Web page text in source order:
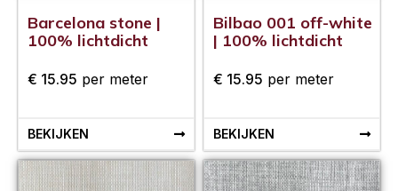
Barcelona stone |
100% lichtdicht
€ 15.95 per meter
BEKIJKEN
Bilbao 001 off-white
| 100% lichtdicht
€ 15.95 per meter
BEKIJKEN